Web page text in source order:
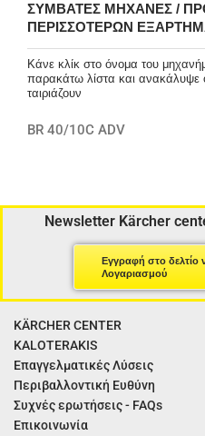
ΣΥΜΒΑΤΈΣ ΜΗΧΑΝΈΣ /
ΠΕΡΙΣΣΌΤΕΡΩΝ
Κάνε κλίκ στο όνομα του
παρακάτω λίστα και ανακάλυψε
ταιριάζουν
BR 40/10C ADV
Newsletter Kärcher
Εγγραφή στο δελτίο
Λογαριασμού
KÄRCHER CENTER
KALOTERAKIS
Επαγγελματικές Λύσεις
Περιβαλλοντική Ευθύνη
Συχνές ερωτήσεις - FAQs
Επικοινωνία